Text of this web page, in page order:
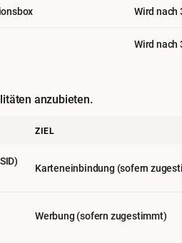
Wird nach
Wird nach
anzubieten.
ZIEL
Karteneinbindung (sofern
Werbung (sofern zugestimmt)